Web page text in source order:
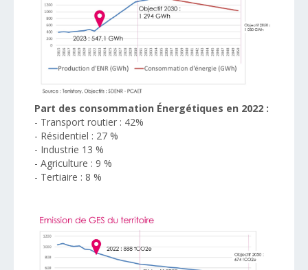
Part des consommation Énergétiques en 2022 :
- Transport routier : 42%
- Résidentiel : 27 %
- Industrie 13 %
- Agriculture : 9 %
- Tertiaire : 8 %